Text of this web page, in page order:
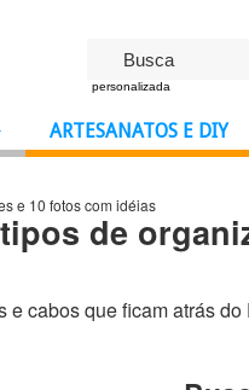
personalizada
ARTESANATOS E DIY
e 10 fotos com idéias
de
cabos que ficam atrás